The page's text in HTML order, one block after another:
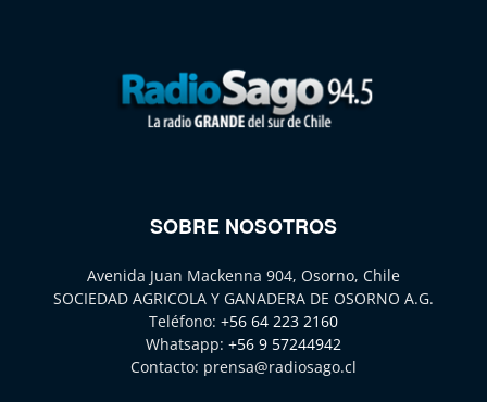
SOBRE NOSOTROS
Avenida Juan Mackenna 904, Osorno, Chile
SOCIEDAD AGRICOLA Y GANADERA DE OSORNO A.G.
Teléfono: +56 64 223 2160
Whatsapp: +56 9 57244942
Contacto: prensa@radiosago.cl